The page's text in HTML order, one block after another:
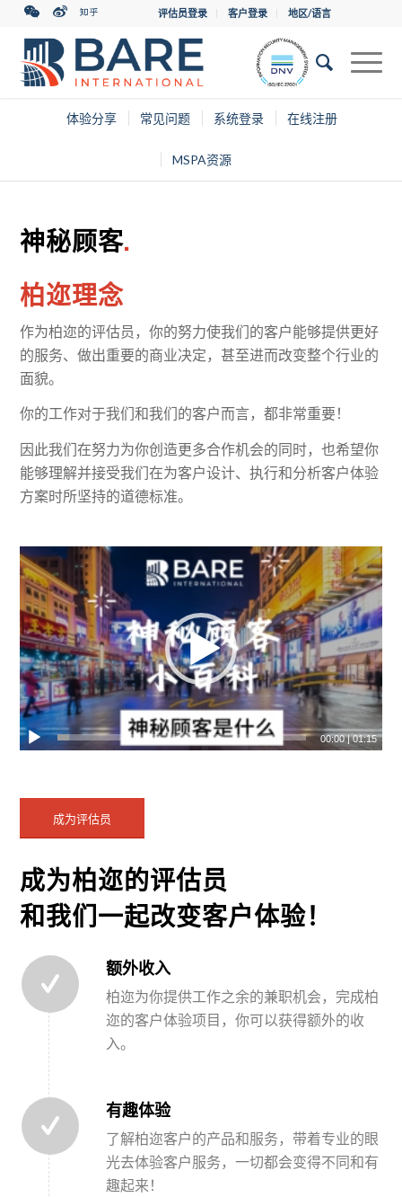
评估员登录 客户登录 地区/语言
体验分享 常见问题 系统登录 在线注册
MSPA资源
神秘顾客.
柏迩理念
作为柏迩的评估员，你的努力使我们的客户能够提供更好
的服务、做出重要的商业决定，甚至进而改变整个行业的
面貌。
你的工作对于我们和我们的客户而言，都非常重要！
因此我们在努力为你创造更多合作机会的同时，也希望你
能够理解并接受我们在为客户设计、执行和分析客户体验
方案时所坚持的道德标准。
00:00|01:15
成为评估员
成为柏迩的评估员
和我们一起改变客户体验！
额外收入
柏迩为你提供工作之余的兼职机会，完成柏
迩的客户体验项目，你可以获得额外的收
入。
有趣体验
了解柏迩客户的产品和服务，带着专业的眼
光去体验客户服务，一切都会变得不同和有
趣起来！